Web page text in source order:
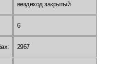
вездеход закрытый
6
2967